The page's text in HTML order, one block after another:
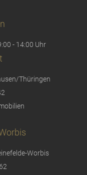
- 14:00 Uhr
Thüringen
Worbis